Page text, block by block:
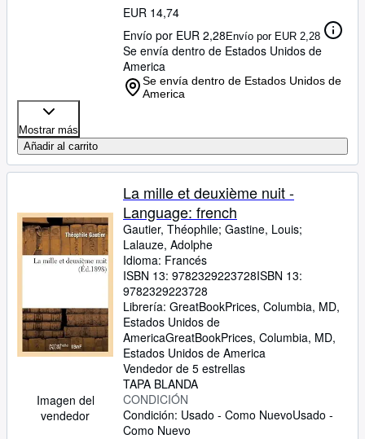
EUR 14,74
Envío por EUR 2,28Envío por EUR 2,28
Se envía dentro de Estados Unidos de
America
Se envía dentro de Estados Unidos de
America
Mostrar más
Añadir al carrito
Imagen del
vendedor
La mille et deuxième nuit -
Language: french
Gautier, Théophile; Gastine, Louis;
Lalauze, Adolphe
Idioma: Francés
ISBN 13: 9782329223728ISBN 13:
9782329223728
Librería: GreatBookPrices, Columbia, MD,
Estados Unidos de
AmericaGreatBookPrices, Columbia, MD,
Estados Unidos de America
Vendedor de 5 estrellas
TAPA BLANDA
CONDICIÓN
Condición: Usado - Como NuevoUsado -
Como Nuevo